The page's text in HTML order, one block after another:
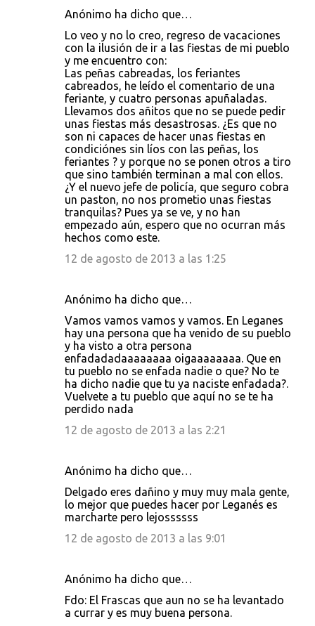
Anónimo ha dicho que…
Lo veo y no lo creo, regreso de vacaciones
con la ilusión de ir a las fiestas de mi pueblo
y me encuentro con:
Las peñas cabreadas, los feriantes
cabreados, he leído el comentario de una
feriante, y cuatro personas apuñaladas.
Llevamos dos añitos que no se puede pedir
unas fiestas más desastrosas. ¿Es que no
son ni capaces de hacer unas fiestas en
condiciónes sin líos con las peñas, los
feriantes ? y porque no se ponen otros a tiro
que sino también terminan a mal con ellos.
¿Y el nuevo jefe de policía, que seguro cobra
un paston, no nos prometio unas fiestas
tranquilas? Pues ya se ve, y no han
empezado aún, espero que no ocurran más
hechos como este.
12 de agosto de 2013 a las 1:25
Anónimo ha dicho que…
Vamos vamos vamos y vamos. En Leganes
hay una persona que ha venido de su pueblo
y ha visto a otra persona
enfadadadaaaaaaaa oigaaaaaaaa. Que en
tu pueblo no se enfada nadie o que? No te
ha dicho nadie que tu ya naciste enfadada?.
Vuelvete a tu pueblo que aquí no se te ha
perdido nada
12 de agosto de 2013 a las 2:21
Anónimo ha dicho que…
Delgado eres dañino y muy muy mala gente,
lo mejor que puedes hacer por Leganés es
marcharte pero lejossssss
12 de agosto de 2013 a las 9:01
Anónimo ha dicho que…
Fdo: El Frascas que aun no se ha levantado
a currar y es muy buena persona.